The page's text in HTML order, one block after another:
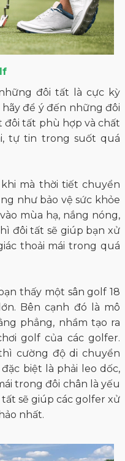
đôi tất là cực kỳ
để ý đến những đôi
đôi tất phù hợp và chất
tự tin trong suốt quá
mà thời tiết chuyển
như bảo vệ sức khỏe
mùa hạ, nắng nóng,
đôi tất sẽ giúp bạn xử
thoải mái trong quá
thấy một sân golf 18
Bên cạnh đó là mô
phẳng, nhầm tạo ra
golf của các golfer.
cường độ di chuyển
biệt là phải leo dốc,
trong đôi chân là yếu
sẽ giúp các golfer xử
nhất.